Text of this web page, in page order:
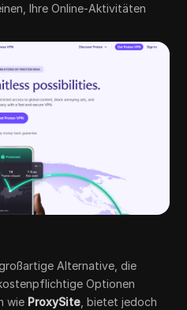
Ihre Online-Aktivitäten
Alternative, die
Optionen
wie ProxySite , bietet jedoch